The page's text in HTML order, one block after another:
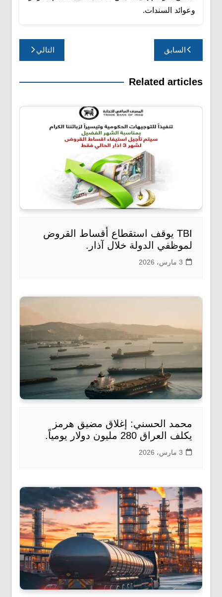
وعوائد السندات.
تصفّح
المقالات
السابق التالي
Related articles
TBI يوقف استقطاع أقساط القروض
لموظفي الدولة خلال آذار.
3 مارس، 2026
محمد الحسني: إغلاق مضيق هرمز
يكلف العراق 280 مليون دولار يومياً.
3 مارس، 2026